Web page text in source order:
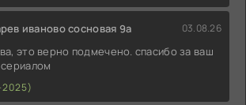
иваново сосновая 9а 03.08.26
это верно подмечено. спасибо за ваш